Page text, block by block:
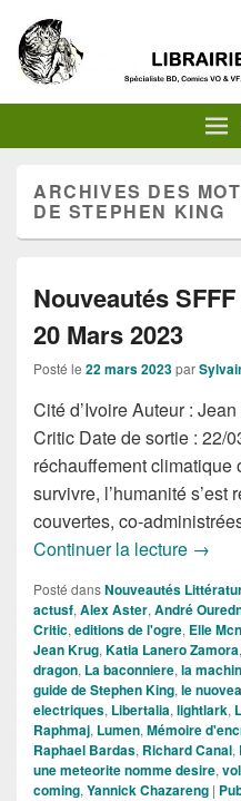
ARCHIVES DES
DE STEPHEN KING
Nouveautés
20 Mars 2023
Posté le 22 mars 2023par
Cité d’Ivoire Auteur :
Critic Date de sortie : 22/
réchauffement climatique
survivre, l’humanité
couvertes, co-
Continuer la lecture →
Posté dansNouveautés
actusf, Alex Aster, André
Critic, editions de l'ogre, Elle
Jean Krug, Katia Lanero Zamora,
dragon, La baconniere, la
guide de Stephen King, le
electriques, Libertalia, lightlark,
Raphmaj, Lumen, Mémoire
Raphael Bardas, Richard Canal,
une meteorite nomme desire,
coming, Yannick Chazareng |